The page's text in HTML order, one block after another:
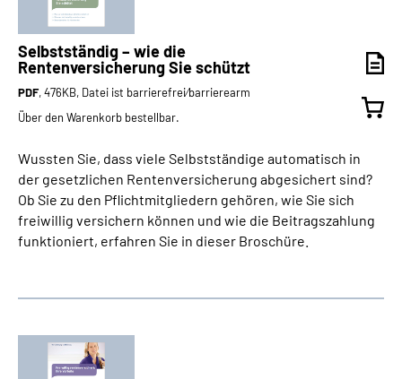
Selbstständig – wie die
Rentenversicherung Sie schützt
PDF, 476KB, Datei ist barrierefrei⁄barrierearm
Über den Warenkorb bestellbar.
Wussten Sie, dass viele Selbstständige automatisch in
der gesetzlichen Rentenversicherung abgesichert sind?
Ob Sie zu den Pflichtmitgliedern gehören, wie Sie sich
freiwillig versichern können und wie die Beitragszahlung
funktioniert, erfahren Sie in dieser Broschüre.